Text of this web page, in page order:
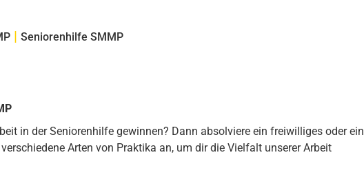
|Seniorenhilfe SMMP
in der Seniorenhilfe gewinnen? Dann absolviere ein freiwilliges oder ein
Arten von Praktika an, um dir die Vielfalt unserer Arbeit